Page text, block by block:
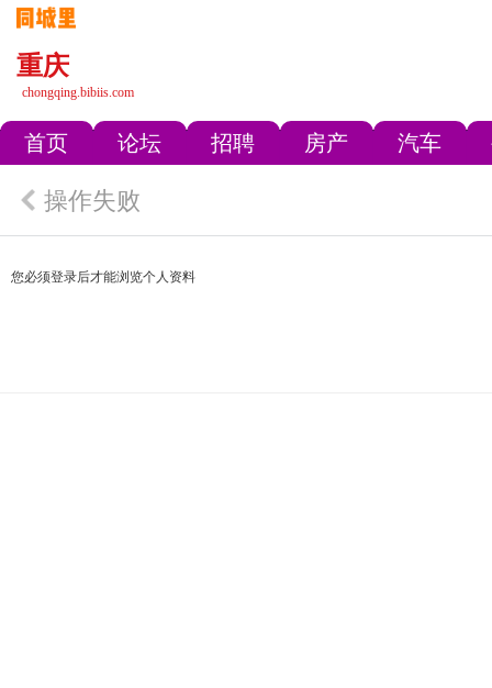
重庆
chongqing.bibiis.com
首页 论坛 招聘 房产 汽车
操作失败
您必须登录后才能浏览个人资料